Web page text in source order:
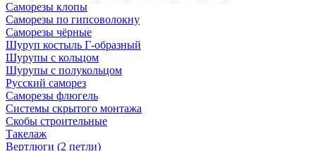
Саморезы клопы
Саморезы по гипсоволокну
Саморезы чёрные
Шуруп костыль Г-образный
Шурупы с кольцом
Шурупы с полукольцом
Русский саморез
Саморезы флюгель
Системы скрытого монтажа
Скобы строительные
Такелаж
Вертлюги (2 петли)